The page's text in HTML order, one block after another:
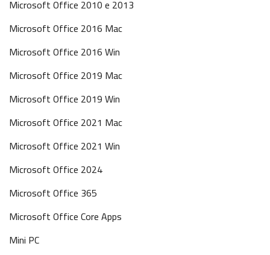
Microsoft Office 2010 e 2013
Microsoft Office 2016 Mac
Microsoft Office 2016 Win
Microsoft Office 2019 Mac
Microsoft Office 2019 Win
Microsoft Office 2021 Mac
Microsoft Office 2021 Win
Microsoft Office 2024
Microsoft Office 365
Microsoft Office Core Apps
Mini PC